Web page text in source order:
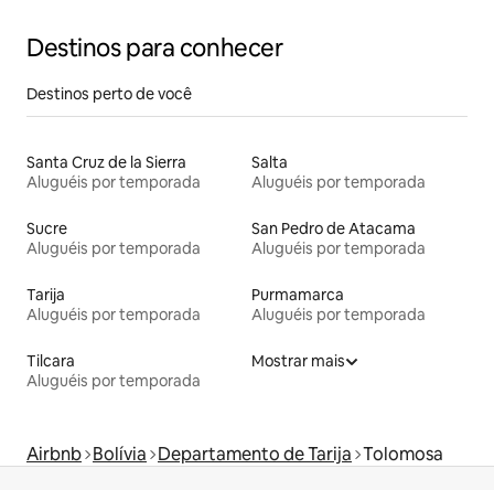
Destinos para conhecer
Destinos perto de você
Santa Cruz de la Sierra
Aluguéis por temporada
Salta
Aluguéis por temporada
Sucre
Aluguéis por temporada
San Pedro de Atacama
Aluguéis por temporada
Tarija
Aluguéis por temporada
Purmamarca
Aluguéis por temporada
Tilcara
Aluguéis por temporada
Mostrar mais
Airbnb Bolívia Departamento de Tarija Tolomosa